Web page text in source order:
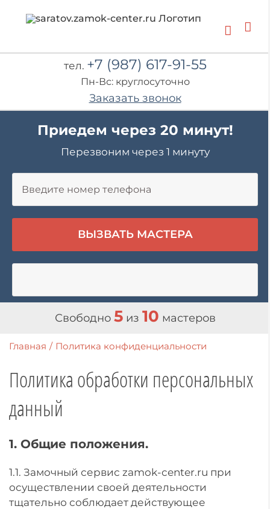
тел. +7 (987) 617-91-55
Пн-Вс: круглосуточно
Заказать звонок
Приедем через 20 минут!
Перезвоним через 1 минуту
Свободно 5из 10 мастеров
Главная / Политика конфиденциальности
Политика обработки персональных
данный
1. Общие положения.
1.1. Замочный сервис zamok-center.ru при
осуществлении своей деятельности
тщательно соблюдает действующее